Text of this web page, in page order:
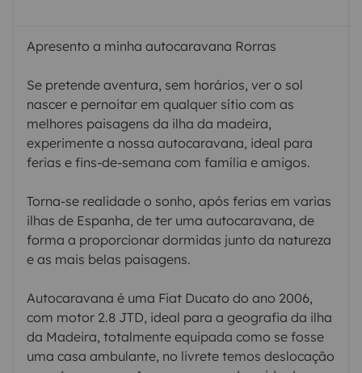
Apresento a minha autocaravana Rorras
Se pretende aventura, sem horários, ver o sol
nascer e pernoitar em qualquer sítio com as
melhores paisagens da ilha da madeira,
experimente a nossa autocaravana, ideal para
ferias e fins-de-semana com família e amigos.
Torna-se realidade o sonho, após ferias em varias
ilhas de Espanha, de ter uma autocaravana, de
forma a proporcionar dormidas junto da natureza
e as mais belas paisagens.
Autocaravana é uma Fiat Ducato do ano 2006,
com motor 2.8 JTD, ideal para a geografia da ilha
da Madeira, totalmente equipada como se fosse
uma casa ambulante, no livrete temos deslocação